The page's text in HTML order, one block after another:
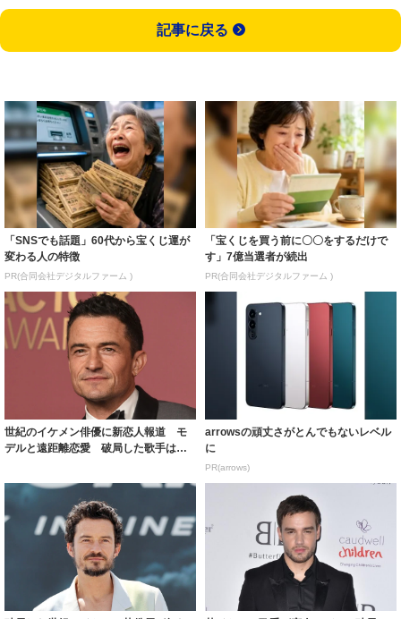
記事に戻る
「SNSでも話題」60代から宝くじ運が
変わる人の特徴
PR(合同会社デジタルファーム )
「宝くじを買う前に〇〇をするだけで
す」7億当選者が続出
PR(合同会社デジタルファーム )
世紀のイケメン俳優に新恋人報道 モ
デルと遠距離恋愛 破局した歌手は元
arrowsの頑丈さがとんでもないレベル
に
PR(arrows)